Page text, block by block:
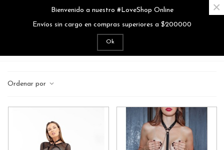
MENÚ
Arneses
Ordenar por
Bienvenido a nuestro #LoveShop Online
Envíos sin cargo en compras superiores a $200000
Ok
×